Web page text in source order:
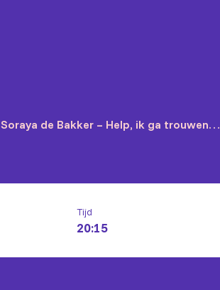
Soraya de Bakker – Help, ik ga trouwen…
Tijd
20:15